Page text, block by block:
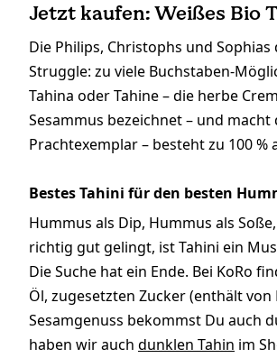
Jetzt kaufen: Weißes Bio
Die Philips, Christophs und
Struggle: zu viele Buchstaben-
Tahina oder Tahine – die herbe
Sesammus bezeichnet – und
Prachtexemplar – besteht zu 100 %
Bestes Tahini für den besten
Hummus als Dip, Hummus als
richtig gut gelingt, ist Tahini ein
Die Suche hat ein Ende. Bei KoRo
Öl, zugesetzten Zucker (enthält
Sesamgenuss bekommst Du auch
haben wir auch dunklen Tahin im